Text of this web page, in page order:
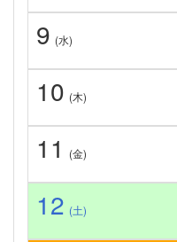
9 (水)
10 (木)
11 (金)
12 (土)